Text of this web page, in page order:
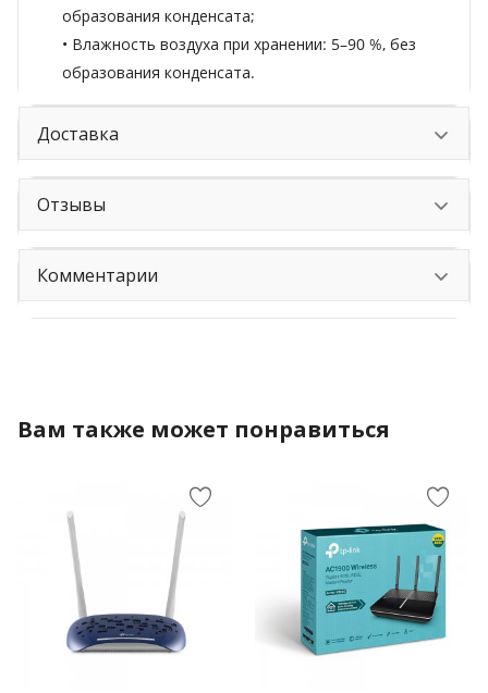
образования конденсата;
• Влажность воздуха при хранении: 5–90 %, без
образования конденсата.
Доставка
Отзывы
Комментарии
Вам также может понравиться